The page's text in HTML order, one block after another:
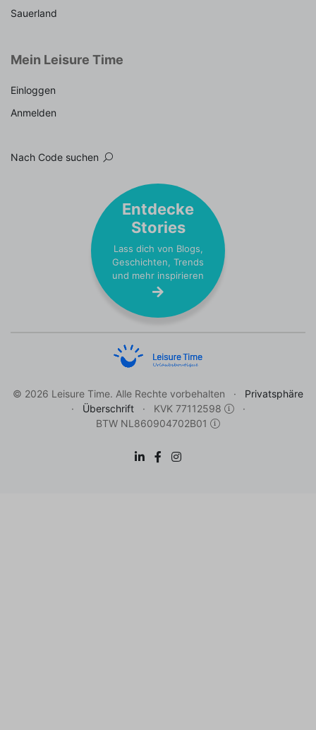
Sauerland
Mein Leisure Time
Einloggen
Anmelden
Nach Code suchen
Entdecke
Stories
Lass dich von Blogs,
Geschichten, Trends
und mehr inspirieren
© 2026 Leisure Time. Alle Rechte vorbehalten
Privatsphäre
Überschrift
KVK 77112598
BTW NL860904702B01